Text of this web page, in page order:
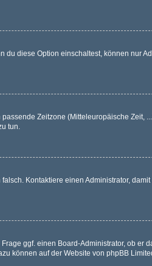
du diese Option einschaltest, können nur
Zeitzone (Mitteleuropäische Zeit,
tun.
Kontaktiere einen Administrator,
ggf. einen Board-Administrator, ob er
können auf der Website von phpBB